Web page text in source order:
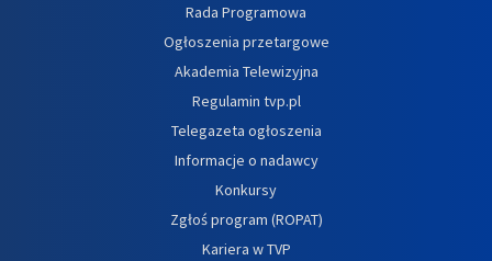
Rada Programowa
Ogłoszenia przetargowe
Akademia Telewizyjna
Regulamin tvp.pl
Telegazeta ogłoszenia
Informacje o nadawcy
Konkursy
Zgłoś program (ROPAT)
Kariera w TVP